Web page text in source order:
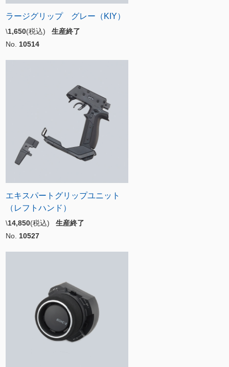
ラージグリップ グレー（KIY）
\1,650(税込) 生産終了
No. 10514
エキスパートグリップユニット
（レフトハンド）
\14,850(税込) 生産終了
No. 10527